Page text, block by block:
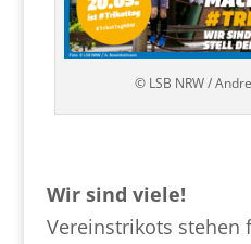
© LSB NRW /
Wir sind viele!
Vereinstrikots stehen